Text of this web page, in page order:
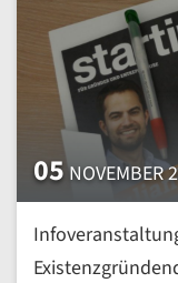
05 NOVEMBER